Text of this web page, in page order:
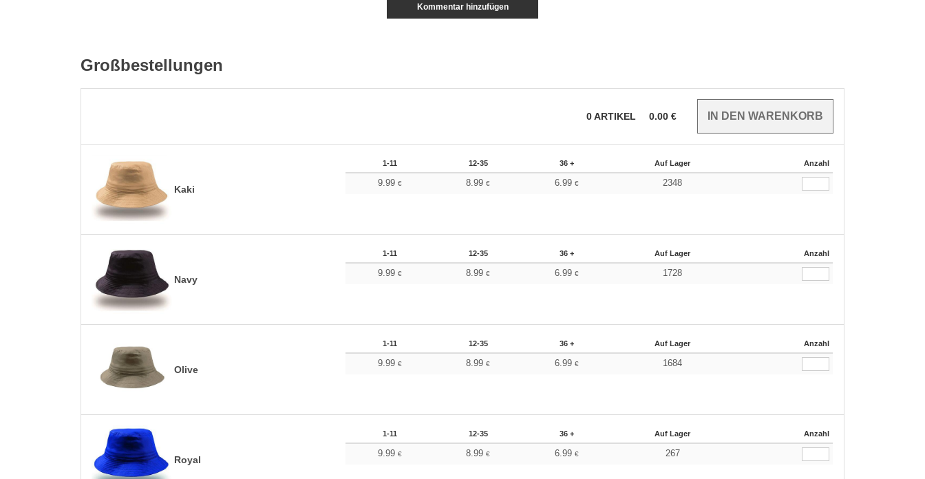
Kommentar hinzufügen
Großbestellungen
0ARTIKEL 0.00 €
Kaki
1-11 12-35 36 + Auf Lager Anzahl
9.99 € 8.99€ 6.99€ 2348
Navy
1-11 12-35 36 + Auf Lager Anzahl
9.99 € 8.99€ 6.99€ 1728
Olive
1-11 12-35 36 + Auf Lager Anzahl
9.99 € 8.99€ 6.99€ 1684
Royal
1-11 12-35 36 + Auf Lager Anzahl
9.99 € 8.99€ 6.99€ 267